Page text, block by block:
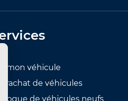
mon véhicule
rachat de véhicules
de véhicules neufs